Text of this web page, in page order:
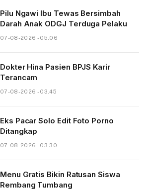
Pilu Ngawi Ibu Tewas Bersimbah
Darah Anak ODGJ Terduga Pelaku
07-08-2026 - 05.06
Dokter Hina Pasien BPJS Karir
Terancam
07-08-2026 - 03.45
Eks Pacar Solo Edit Foto Porno
Ditangkap
07-08-2026 - 03.30
Menu Gratis Bikin Ratusan Siswa
Rembang Tumbang